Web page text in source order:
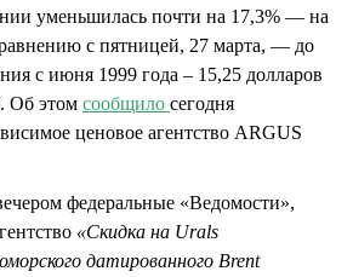
уменьшилась почти на 17,3% — на
с пятницей, 27 марта, — до
с июня 1999 года – 15,25 долларов
Об этом сообщило сегодня
ценовое агентство ARGUS
федеральные «Ведомости»,
«Скидка на Urals
датированного Brent